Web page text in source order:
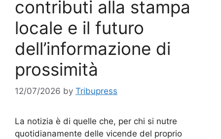
contributi alla stampa
locale e il futuro
dell’informazione di
prossimità
12/07/2026 by Tribupress
La notizia è di quelle che, per chi si nutre
quotidianamente delle vicende del proprio